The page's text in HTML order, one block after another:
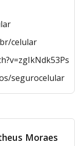
celular
segurocelular
Moraes